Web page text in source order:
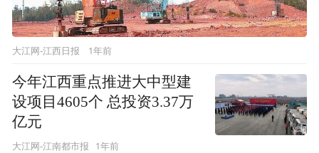
大江网-江西日报 1年前
今年江西重点推进大中型建
设项目4605个 总投资3.37万
亿元
大江网-江南都市报 1年前